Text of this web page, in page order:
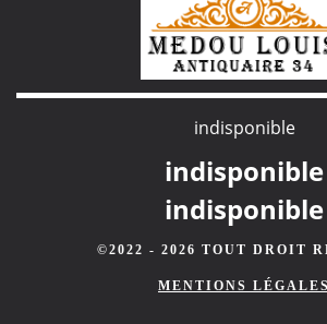
indisponible
indisponible
indisponible
©2022 - 2026 TOUT DROIT
MENTIONS LÉGALES